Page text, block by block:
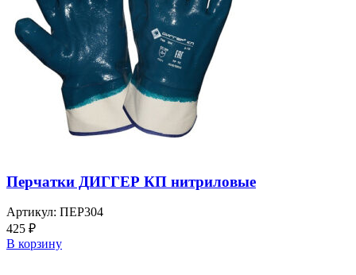
Перчатки ДИГГЕР КП нитриловые
Артикул: ПЕР304
425 ₽
В корзину